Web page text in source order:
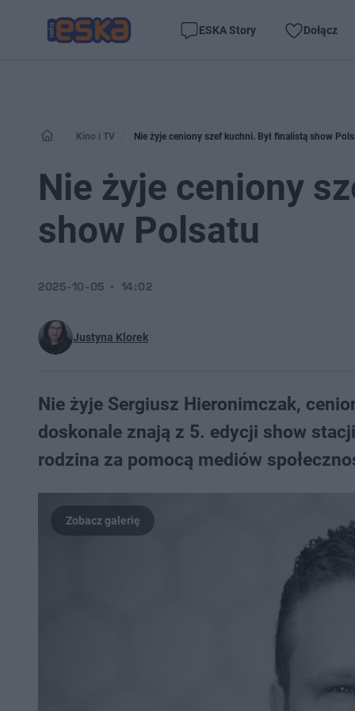
ESKA Story Dołącz
Kino i TV Nie żyje ceniony szef kuchni. Był finalistą show
Nie żyje ceniony
show Polsatu
Justyna Klorek
2025-10-05 14:02
Nie żyje Sergiusz Hieronimczak,
doskonale znają z 5. edycji show
rodzina za pomocą mediów